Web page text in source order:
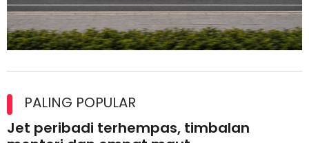
lesen separuh pertama 2026
PALING POPULAR
Jet peribadi terhempas, timbalan